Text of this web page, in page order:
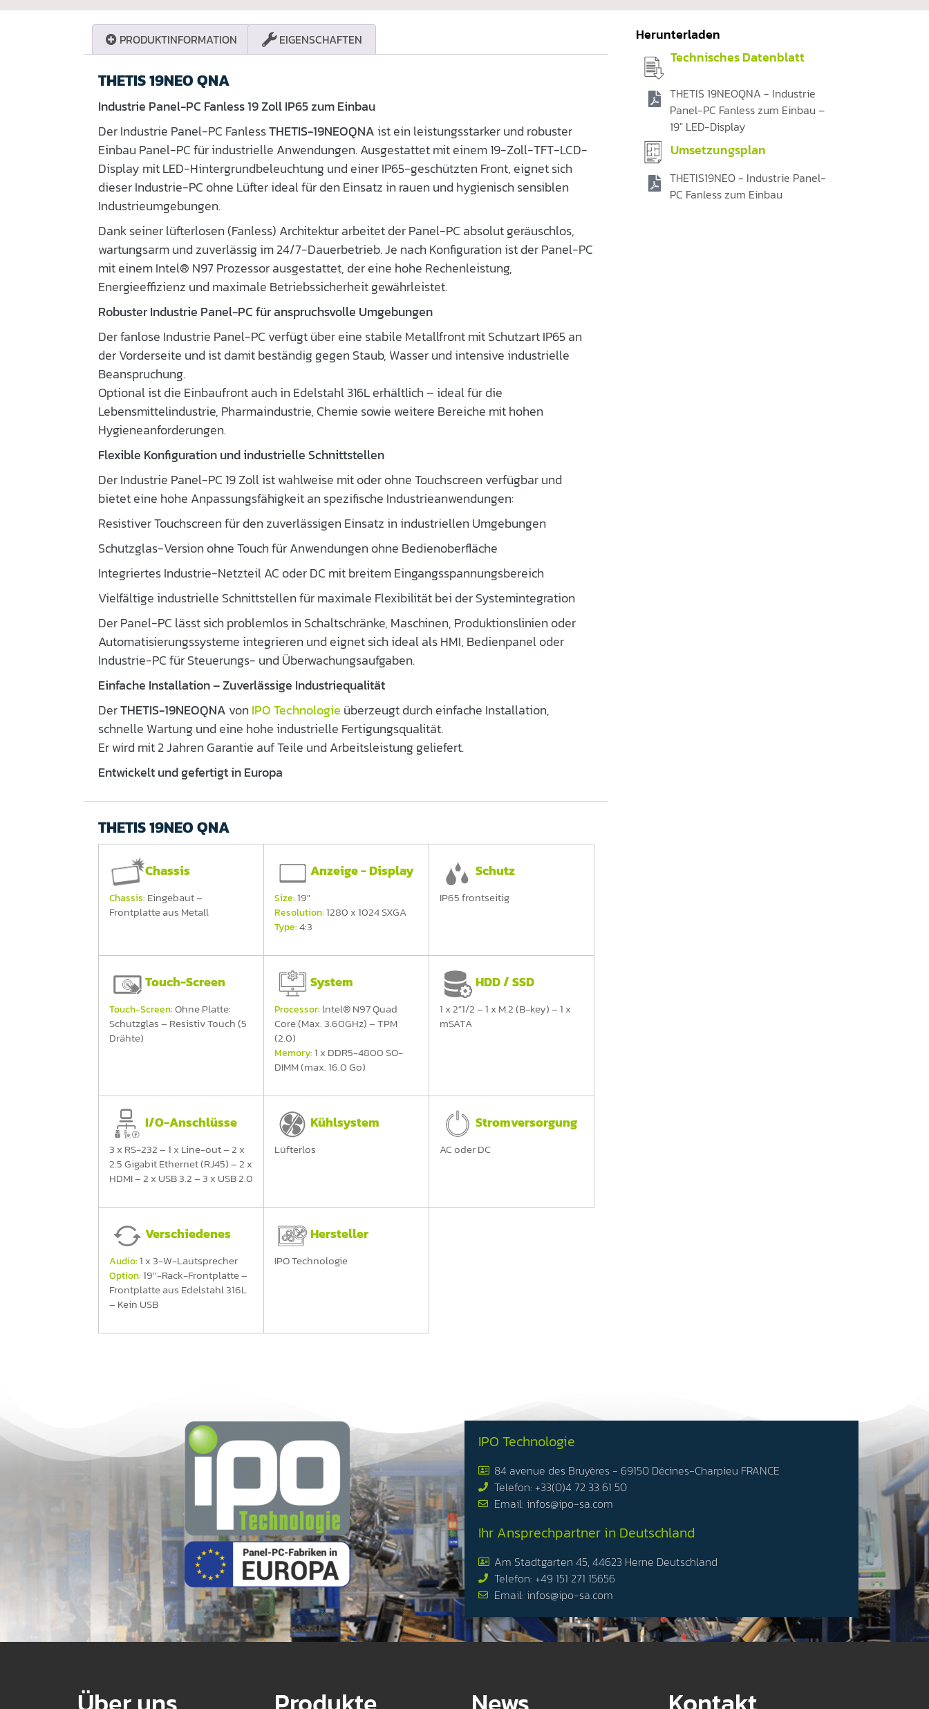
PRODUKTINFORMATION EIGENSCHAFTEN
THETIS 19NEO QNA
Industrie Panel-PC Fanless 19 Zoll IP65 zum Einbau
Der Industrie Panel-PC FanlessTHETIS-19NEOQNA ist ein leistungsstarker und robuster
Einbau Panel-PC für industrielle Anwendungen. Ausgestattet mit einem 19-Zoll-TFT-LCD-
Display mit LED-Hintergrundbeleuchtung und einer IP65-geschützten Front, eignet sich
dieser Industrie-PC ohne Lüfter ideal für den Einsatz in rauen und hygienisch sensiblen
Industrieumgebungen.
Dank seiner lüfterlosen (Fanless) Architektur arbeitet der Panel-PC absolut geräuschlos,
wartungsarm und zuverlässig im 24/7-Dauerbetrieb. Je nach Konfiguration ist der Panel-PC
mit einem Intel® N97 Prozessor ausgestattet, der eine hohe Rechenleistung,
Energieeffizienz und maximale Betriebssicherheit gewährleistet.
Robuster Industrie Panel-PC für anspruchsvolle Umgebungen
Der fanlose Industrie Panel-PC verfügt über eine stabile Metallfront mit Schutzart IP65 an
der Vorderseite und ist damit beständig gegen Staub, Wasser und intensive industrielle
Beanspruchung.
Optional ist die Einbaufront auch in Edelstahl 316L erhältlich – ideal für die
Lebensmittelindustrie, Pharmaindustrie, Chemie sowie weitere Bereiche mit hohen
Hygieneanforderungen.
Flexible Konfiguration und industrielle Schnittstellen
Der Industrie Panel-PC 19 Zoll ist wahlweise mit oder ohne Touchscreen verfügbar und
bietet eine hohe Anpassungsfähigkeit an spezifische Industrieanwendungen:
Resistiver Touchscreen für den zuverlässigen Einsatz in industriellen Umgebungen
Schutzglas-Version ohne Touch für Anwendungen ohne Bedienoberfläche
Integriertes Industrie-Netzteil AC oder DC mit breitem Eingangsspannungsbereich
Vielfältige industrielle Schnittstellen für maximale Flexibilität bei der Systemintegration
Der Panel-PC lässt sich problemlos in Schaltschränke, Maschinen, Produktionslinien oder
Automatisierungssysteme integrieren und eignet sich ideal als HMI, Bedienpanel oder
Industrie-PC für Steuerungs- und Überwachungsaufgaben.
Einfache Installation – Zuverlässige Industriequalität
DerTHETIS-19NEOQNA von IPO Technologie überzeugt durch einfache Installation,
schnelle Wartung und eine hohe industrielle Fertigungsqualität.
Er wird mit 2 Jahren Garantie auf Teile und Arbeitsleistung geliefert.
Entwickelt und gefertigt in Europa
THETIS 19NEO QNA
Chassis
Chassis: Eingebaut –
Frontplatte aus Metall
Anzeige - Display
Size:19"
Resolution:1280 x 1024 SXGA
Type:4:3
Schutz
IP65 frontseitig
Touch-Screen
Touch-Screen:Ohne Platte:
Schutzglas – Resistiv Touch (5
Drähte)
System
Processor: lntel® N97 Quad
Core (Max. 3.60GHz) – TPM
(2.0)
Memory:1 x DDR5-4800 SO-
DIMM (max. 16.0 Go)
HDD / SSD
1 x 2"1/2 – 1 x M.2 (B-key) – 1 x
mSATA
I/O-Anschlüsse
3 x RS-232 – 1 x Line-out – 2 x
2.5 Gigabit Ethernet (RJ45) – 2 x
HDMI – 2 x USB 3.2 – 3 x USB 2.0
Kühlsystem
Lüfterlos
Stromversorgung
AC oder DC
Verschiedenes
Audio:1 x 3-W-Lautsprecher
Option:19''-Rack-Frontplatte –
Frontplatte aus Edelstahl 316L
– Kein USB
Hersteller
IPO Technologie
Herunterladen
Technisches Datenblatt
THETIS 19NEOQNA - Industrie
Panel-PC Fanless zum Einbau –
19" LED-Display
Umsetzungsplan
THETIS19NEO - Industrie Panel-
PC Fanless zum Einbau
IPO Technologie
84 avenue des Bruyères - 69150 Décines-Charpieu FRANCE
Telefon: +33(0)4 72 33 61 50
Email: infos@ipo-sa.com
Ihr Ansprechpartner in Deutschland
Am Stadtgarten 45, 44623 Herne Deutschland
Telefon: +49 151 271 15656
Email: infos@ipo-sa.com